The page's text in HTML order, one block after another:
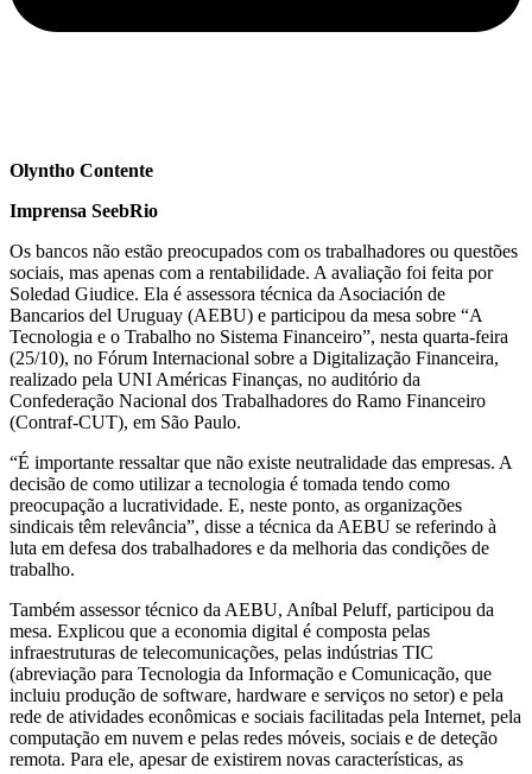
Olyntho Contente
Imprensa SeebRio
Os bancos não estão preocupados com os trabalhadores ou questões
sociais, mas apenas com a rentabilidade. A avaliação foi feita por
Soledad Giudice. Ela é assessora técnica da Asociación de
Bancarios del Uruguay (AEBU) e participou da mesa sobre “A
Tecnologia e o Trabalho no Sistema Financeiro”, nesta quarta-feira
(25/10), no Fórum Internacional sobre a Digitalização Financeira,
realizado pela UNI Américas Finanças, no auditório da
Confederação Nacional dos Trabalhadores do Ramo Financeiro
(Contraf-CUT), em São Paulo.
“É importante ressaltar que não existe neutralidade das empresas. A
decisão de como utilizar a tecnologia é tomada tendo como
preocupação a lucratividade. E, neste ponto, as organizações
sindicais têm relevância”, disse a técnica da AEBU se referindo à
luta em defesa dos trabalhadores e da melhoria das condições de
trabalho.
Também assessor técnico da AEBU, Aníbal Peluff, participou da
mesa. Explicou que a economia digital é composta pelas
infraestruturas de telecomunicações, pelas indústrias TIC
(abreviação para Tecnologia da Informação e Comunicação, que
incluiu produção de software, hardware e serviços no setor) e pela
rede de atividades econômicas e sociais facilitadas pela Internet, pela
computação em nuvem e pelas redes móveis, sociais e de deteção
remota. Para ele, apesar de existirem novas características, as